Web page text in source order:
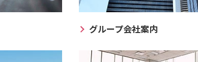
グループ会社案内